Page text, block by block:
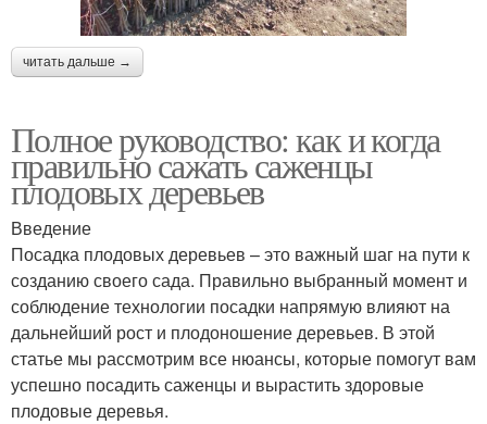
читать дальше →
Полное руководство: как и когда
правильно сажать саженцы
плодовых деревьев
Введение
Посадка плодовых деревьев – это важный шаг на пути к
созданию своего сада. Правильно выбранный момент и
соблюдение технологии посадки напрямую влияют на
дальнейший рост и плодоношение деревьев. В этой
статье мы рассмотрим все нюансы, которые помогут вам
успешно посадить саженцы и вырастить здоровые
плодовые деревья.